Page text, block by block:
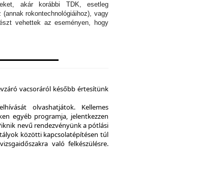
akár korábbi TDK, esetleg
rokontechnológiáihoz), vagy
vehettek az eseményen, hogy
vacsoráról később értesítünk
olvashatjátok. Kellemes
egyéb programja, jelentkezzen
nevű rendezvényünk a pótlási
közötti kapcsolatépítésen túl
való felkészülésre.